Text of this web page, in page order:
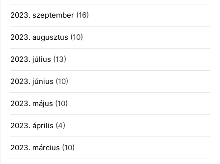
2023. szeptember (16)
2023. augusztus (10)
2023. július (13)
2023. június (10)
2023. május (10)
2023. április (4)
2023. március (10)